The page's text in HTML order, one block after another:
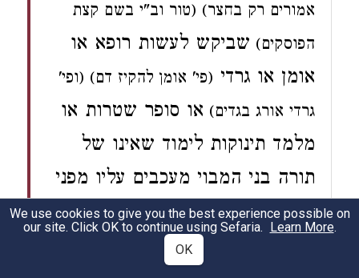
אמורים רק בחצר) (טור וב"י בשם קצת
הפוסקים) שביקש לעשות רופא או
אומן או גרדי (פי' אומן להקיז דם) (ופי'
גרדי אורג בגדים) או סופר שטרות או
מלמד תינוקות לימוד שאינו של
תורה בני המבוי מעכבים עליו מפני
שמרבה עליהם הנכנסים והיוצאים
ואפילו נתרצו לו כולם
We use cookies to give you the best experience possible on
our site. Click OK to continue using Sefaria. Learn More.
OK